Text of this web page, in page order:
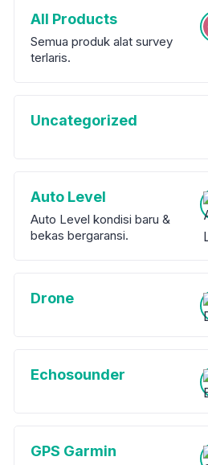
All Products
Semua produk alat survey
terlaris.
Uncategorized
Auto Level
Auto Level kondisi baru &
bekas bergaransi.
Drone
Echosounder
GPS Garmin